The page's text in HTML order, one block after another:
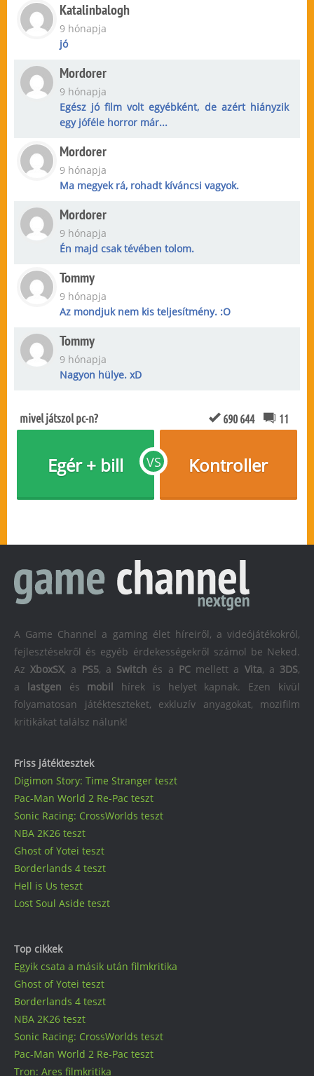
Katalinbalogh
9 hónapja
jó
Mordorer
9 hónapja
Egész jó film volt egyébként, de azért hiányzik
egy jóféle horror már...
Mordorer
9 hónapja
Ma megyek rá, rohadt kíváncsi vagyok.
Mordorer
9 hónapja
Én majd csak tévében tolom.
Tommy
9 hónapja
Az mondjuk nem kis teljesítmény. :O
Tommy
9 hónapja
Nagyon hülye. xD
mivel játszol pc-n? 690 644 11
VS
Egér + bill Kontroller
Friss játéktesztek
Digimon Story: Time Stranger teszt
Pac-Man World 2 Re-Pac teszt
Sonic Racing: CrossWorlds teszt
NBA 2K26 teszt
Ghost of Yotei teszt
Borderlands 4 teszt
Hell is Us teszt
Lost Soul Aside teszt
Top cikkek
Egyik csata a másik után filmkritika
Ghost of Yotei teszt
Borderlands 4 teszt
NBA 2K26 teszt
Sonic Racing: CrossWorlds teszt
Pac-Man World 2 Re-Pac teszt
Tron: Ares filmkritika
A Game Channel a gaming élet híreiről, a videójátékokról,
fejlesztésekről és egyéb érdekességekről számol be Neked.
AzXboxSX, a PS5, a Switch és a PCmellett a Vita, a 3DS,
a lastgen és mobil hírek is helyet kapnak. Ezen kívül
folyamatosan játékteszteket, exkluzív anyagokat, mozifilm
kritikákat találsz nálunk!